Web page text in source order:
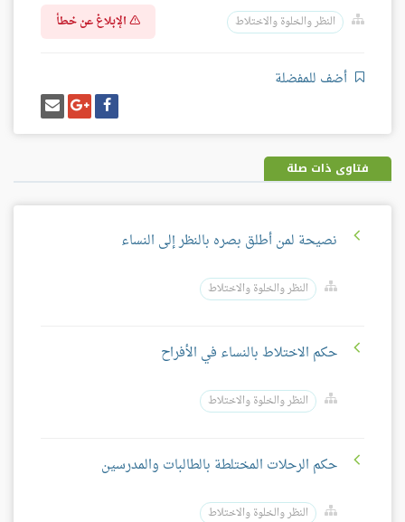
النظر والخلوة والاختلاط الإبلاغ عن خطأ
أضف للمفضلة
شارك
على
فيسبوك
شارك
على
غوغل
بلس
إرسل
إيميل
فتاوى ذات صلة
نصيحة لمن أطلق بصره بالنظر إلى النساء
النظر والخلوة والاختلاط
حكم الاختلاط بالنساء في الأفراح
النظر والخلوة والاختلاط
حكم الرحلات المختلطة بالطالبات والمدرسين
النظر والخلوة والاختلاط